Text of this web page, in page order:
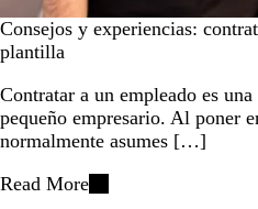
Consejos y experiencias:
plantilla
Contratar a un empleado es
pequeño empresario. Al poner
normalmente asumes […]
Read More